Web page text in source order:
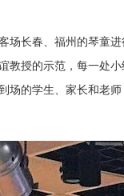
场长春、福州的琴童
教授的示范，每一处
场的学生、家长和老